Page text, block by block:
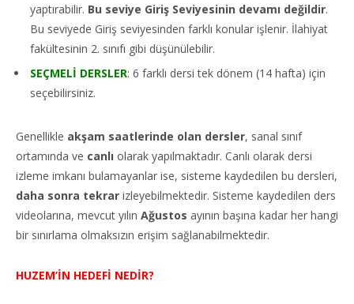
yaptırabilir. Bu seviye Giriş Seviyesinin devamı değildir.
Bu seviyede Giriş seviyesinden farklı konular işlenir. İlahiyat
fakültesinin 2. sınıfı gibi düşünülebilir.
SEÇMELİ DERSLER: 6 farklı dersi tek dönem (14 hafta) için
seçebilirsiniz.
Genellikle akşam saatlerinde olan dersler, sanal sınıf
ortamında ve canlı olarak yapılmaktadır. Canlı olarak dersi
izleme imkanı bulamayanlar ise, sisteme kaydedilen bu dersleri,
daha sonra tekrar izleyebilmektedir. Sisteme kaydedilen ders
videolarına, mevcut yılın Ağustos ayının başına kadar her hangi
bir sınırlama olmaksızın erişim sağlanabilmektedir.
HUZEM’İN HEDEFİ NEDİR?